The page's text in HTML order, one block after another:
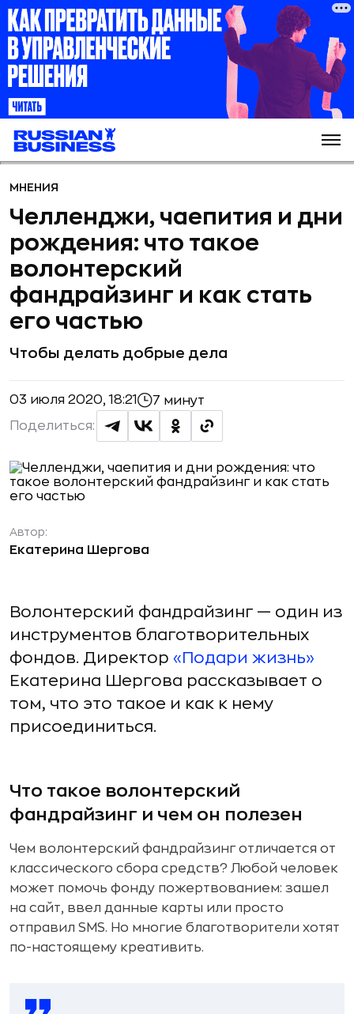
МНЕНИЯ
Челленджи, чаепития и дни
рождения: что такое
волонтерский
фандрайзинг и как стать
его частью
Чтобы делать добрые дела
03 июля 2020, 18:21 7 минут
Поделиться:
Автор:
Екатерина Шергова
Волонтерский фандрайзинг — один из
инструментов благотворительных
фондов. Директор «Подари жизнь»
Екатерина Шергова рассказывает о
том, что это такое и как к нему
присоединиться.
Что такое волонтерский
фандрайзинг и чем он полезен
Чем волонтерский фандрайзинг отличается от
классического сбора средств? Любой человек
может помочь фонду пожертвованием: зашел
на сайт, ввел данные карты или просто
отправил SMS. Но многие благотворители хотят
по-настоящему креативить.